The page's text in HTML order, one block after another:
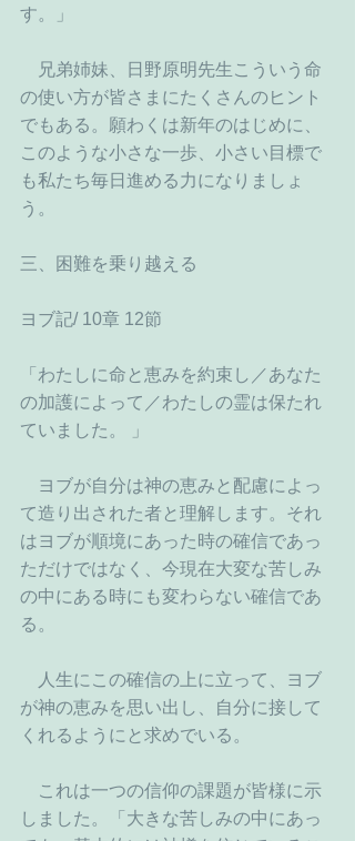
す。」
兄弟姉妹、日野原明先生こういう命
の使い方が皆さまにたくさんのヒント
でもある。願わくは新年のはじめに、
このような小さな一歩、小さい目標で
も私たち毎日進める力になりましょ
う。
三、困難を乗り越える
ヨブ記/ 10章 12節
「わたしに命と恵みを約束し／あなた
の加護によって／わたしの霊は保たれ
ていました。 」
ヨブが自分は神の恵みと配慮によっ
て造り出された者と理解します。それ
はヨブが順境にあった時の確信であっ
ただけではなく、今現在大変な苦しみ
の中にある時にも変わらない確信であ
る。
人生にこの確信の上に立って、ヨブ
が神の恵みを思い出し、自分に接して
くれるようにと求めでいる。
これは一つの信仰の課題が皆様に示
しました。「大きな苦しみの中にあっ